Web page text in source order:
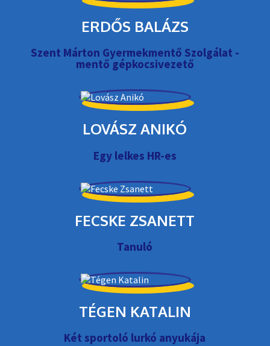
ERDŐS BALÁZS
Szent Márton Gyermekmentő Szolgálat -
mentő gépkocsivezető
LOVÁSZ ANIKÓ
Egy lelkes HR-es
FECSKE ZSANETT
Tanuló
TÉGEN KATALIN
Két sportoló lurkó anyukája